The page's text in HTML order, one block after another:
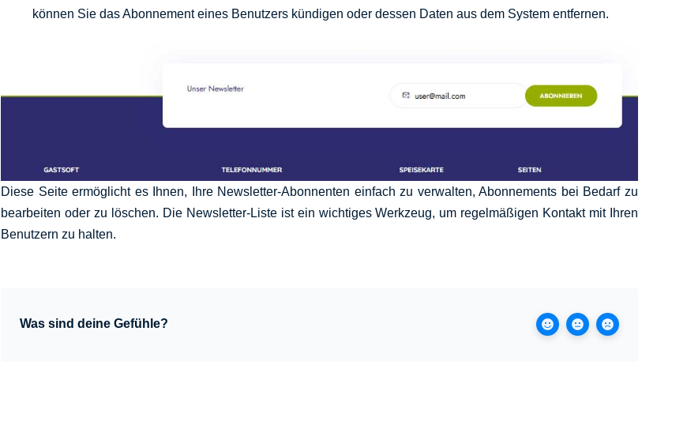
können Sie das Abonnement eines Benutzers kündigen oder dessen Daten aus dem System entfernen.
Diese Seite ermöglicht es Ihnen, Ihre Newsletter-Abonnenten einfach zu verwalten, Abonnements bei Bedarf zu
bearbeiten oder zu löschen. Die Newsletter-Liste ist ein wichtiges Werkzeug, um regelmäßigen Kontakt mit Ihren
Benutzern zu halten.
Was sind deine Gefühle?